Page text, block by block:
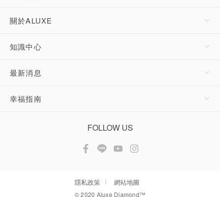
關於ALUXE
知識中心
最新消息
幸福指南
FOLLOW US
隱私政策 網站地圖
© 2020 Aluxe Diamond™